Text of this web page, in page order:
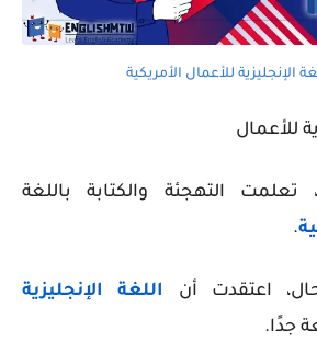
الإنجليزية للأعمال الأمريكية
للأعمال
التهجئة والكتابة باللغة
.
اعتقدت أن
اللغة الإنجليزية
جدًا.